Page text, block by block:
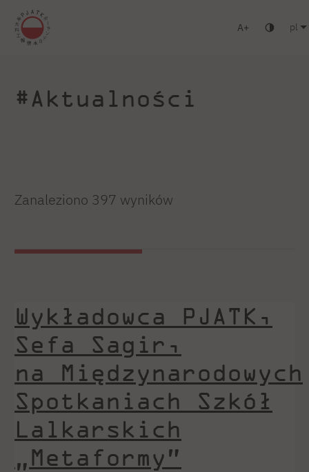
A pl
Zaloguj się
#Aktualności
Zanaleziono 397 wyników
Wykładowca PJATK,
Sefa Sagir,
na Międzynarodowych
Spotkaniach Szkół
Lalkarskich
„Metaformy”